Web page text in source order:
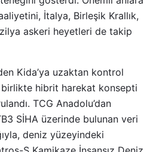
İtalya, Birleşik Krallık,
askeri heyetleri de takip
Kida’ya uzaktan kontrol
hibrit harekat konsepti
TCG Anadolu’dan
SİHA üzerinde bulunan veri
deniz yüzeyindeki